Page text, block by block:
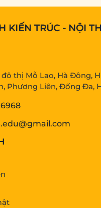
KIẾN TRÚC - NỘI
đô thị Mỗ Lao, Hà Đông,
Phương Liên, Đống Đa,